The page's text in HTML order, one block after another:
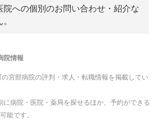
への個別のお問い合わせ・紹介な
院情報
の宮部病院の評判・求人・転職情報を掲載してい
病院・医院・薬局を探せるほか、予約ができる
能です。